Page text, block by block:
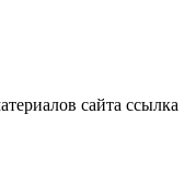
сайта ссылка